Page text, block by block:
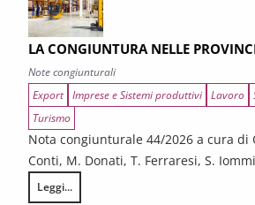
LA CONGIUNTURA NELLE
Note congiunturali
Export Imprese e Sistemi produttivi Lavoro
Turismo
Nota congiunturale 44/2026 a cura di
Conti, M. Donati, T. Ferraresi, S.
Leggi...
LA CONGIUNTURA NELLE PROVINCE